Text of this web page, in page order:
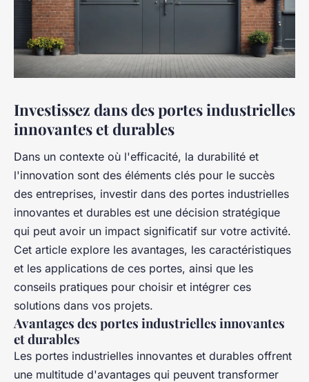
Investissez dans des portes industrielles
innovantes et durables
Dans un contexte où l'efficacité, la durabilité et
l'innovation sont des éléments clés pour le succès
des entreprises, investir dans des portes industrielles
innovantes et durables est une décision stratégique
qui peut avoir un impact significatif sur votre activité.
Cet article explore les avantages, les caractéristiques
et les applications de ces portes, ainsi que les
conseils pratiques pour choisir et intégrer ces
solutions dans vos projets.
Avantages des portes industrielles innovantes
et durables
Les portes industrielles innovantes et durables offrent
une multitude d'avantages qui peuvent transformer